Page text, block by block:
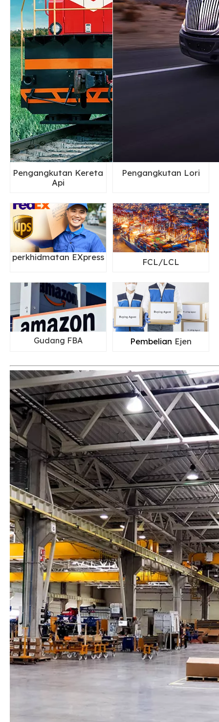
Pengangkutan Kereta
Api
Pengangkutan Lori
perkhidmatan EXpress FCL/LCL
Gudang FBA Pembelian Ejen